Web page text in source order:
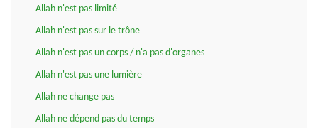
Allah n'est pas limité
Allah n'est pas sur le trône
Allah n'est pas un corps / n'a pas d'organes
Allah n'est pas une lumière
Allah ne change pas
Allah ne dépend pas du temps